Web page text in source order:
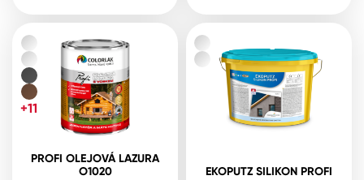
PROFI OLEJOVÁ LAZURA
O1020
+11
EKOPUTZ SILIKON PROFI